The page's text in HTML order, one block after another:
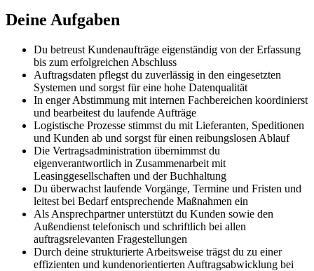
Deine Aufgaben
Du betreust Kundenaufträge eigenständig von der Erfassung
bis zum erfolgreichen Abschluss
Auftragsdaten pflegst du zuverlässig in den eingesetzten
Systemen und sorgst für eine hohe Datenqualität
In enger Abstimmung mit internen Fachbereichen koordinierst
und bearbeitest du laufende Aufträge
Logistische Prozesse stimmst du mit Lieferanten, Speditionen
und Kunden ab und sorgst für einen reibungslosen Ablauf
Die Vertragsadministration übernimmst du
eigenverantwortlich in Zusammenarbeit mit
Leasinggesellschaften und der Buchhaltung
Du überwachst laufende Vorgänge, Termine und Fristen und
leitest bei Bedarf entsprechende Maßnahmen ein
Als Ansprechpartner unterstützt du Kunden sowie den
Außendienst telefonisch und schriftlich bei allen
auftragsrelevanten Fragestellungen
Durch deine strukturierte Arbeitsweise trägst du zu einer
effizienten und kundenorientierten Auftragsabwicklung bei